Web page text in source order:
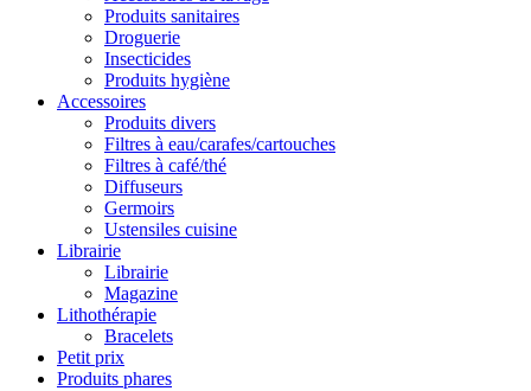
Produits sanitaires
Droguerie
Insecticides
Produits hygiène
Accessoires
Produits divers
Filtres à eau/carafes/cartouches
Filtres à café/thé
Diffuseurs
Germoirs
Ustensiles cuisine
Librairie
Librairie
Magazine
Lithothérapie
Bracelets
Petit prix
Produits phares